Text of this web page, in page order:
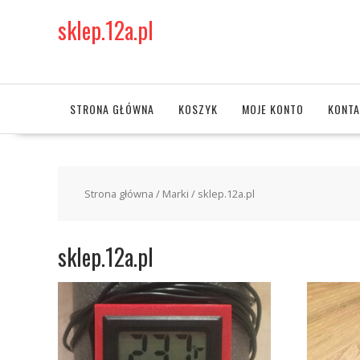
sklep.12a.pl
STRONA GŁÓWNA KOSZYK MOJE KONTO
Strona główna / Marki / sklep.12a.pl
sklep.12a.pl